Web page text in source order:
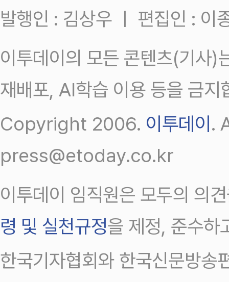
발행인 : 김상우 ㅣ 편집인 : 이
이투데이의 모든 콘텐츠(기사)
재배포, AI학습 이용 등을 금지
Copyright 2006. 이투데이.
press@etoday.co.kr
이투데이 임직원은 모두의 의
령 및 실천규정을 제정, 준수하
한국기자협회와 한국신문방송